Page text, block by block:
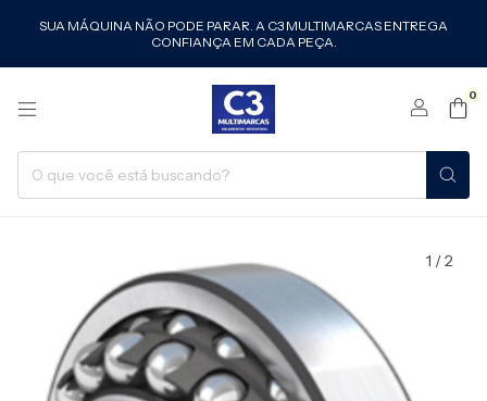
SUA MÁQUINA NÃO PODE PARAR. A C3 MULTIMARCAS ENTREGA
CONFIANÇA EM CADA PEÇA.
0
1 /2